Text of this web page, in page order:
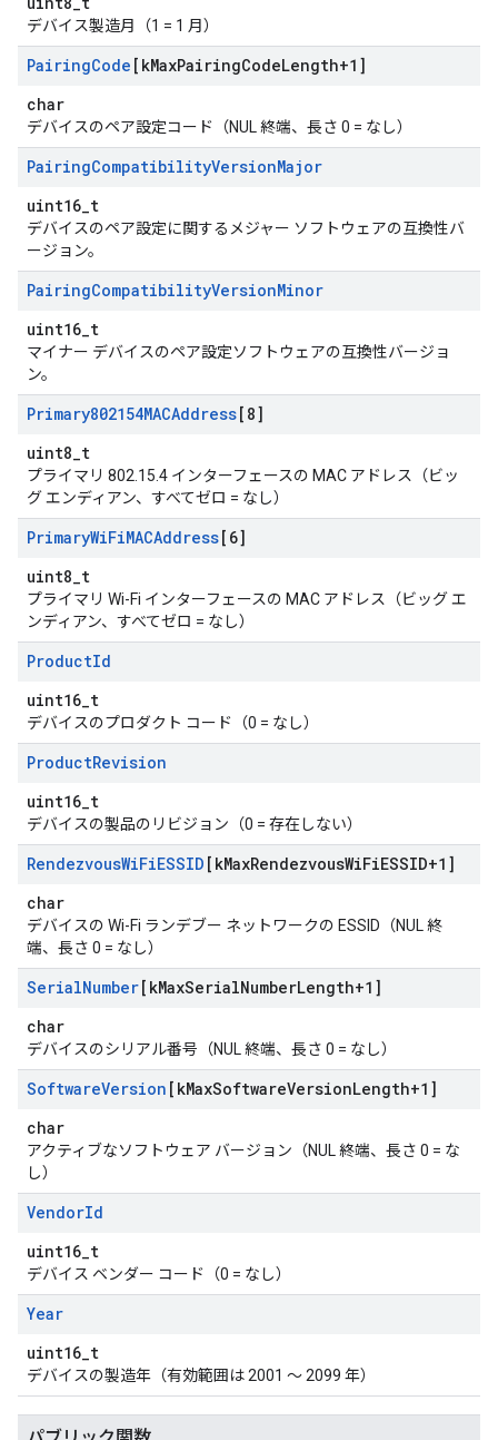
デバイス製造月（1 = 1 月）
PairingCode [kMaxPairingCodeLength+1]
char
デバイスのペア設定コード（NUL 終端、長さ 0 = なし）
PairingCompatibilityVersionMajor
uint16_t
デバイスのペア設定に関するメジャー ソフトウェアの互換性バ
ージョン。
PairingCompatibilityVersionMinor
uint16_t
マイナー デバイスのペア設定ソフトウェアの互換性バージョ
ン。
Primary802154MACAddress[8]
uint8_t
プライマリ 802.15.4 インターフェースの MAC アドレス（ビッ
グ エンディアン、すべてゼロ = なし）
PrimaryWiFiMACAddress[6]
uint8_t
プライマリ Wi-Fi インターフェースの MAC アドレス（ビッグ エ
ンディアン、すべてゼロ = なし）
ProductId
uint16_t
デバイスのプロダクト コード（0 = なし）
ProductRevision
uint16_t
デバイスの製品のリビジョン（0 = 存在しない）
RendezvousWiFiESSID [kMaxRendezvousWiFiESSID+1]
char
デバイスの Wi-Fi ランデブー ネットワークの ESSID（NUL 終
端、長さ 0 = なし）
SerialNumber[kMaxSerialNumberLength+1]
char
デバイスのシリアル番号（NUL 終端、長さ 0 = なし）
SoftwareVersion [kMaxSoftwareVersionLength+1]
char
アクティブなソフトウェア バージョン（NUL 終端、長さ 0 = な
し）
VendorId
uint16_t
デバイス ベンダー コード（0 = なし）
Year
uint16_t
デバイスの製造年（有効範囲は 2001 ～ 2099 年）